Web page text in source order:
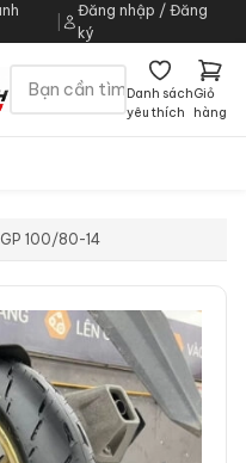
Đăng nhập / Đăng
ký
Danh sách
yêu thích
Giỏ
hàng
100/80-14